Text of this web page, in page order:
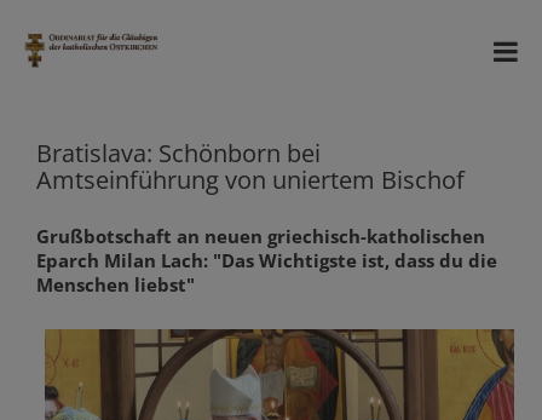
Bratislava: Schönborn bei
Amtseinführung von uniertem Bischof
Grußbotschaft an neuen griechisch-katholischen
Eparch Milan Lach: "Das Wichtigste ist, dass du die
Menschen liebst"